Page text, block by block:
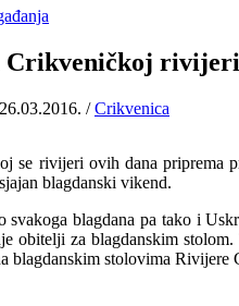
Crikveničkoj rivijeri
/Crikvenica
se rivijeri ovih dana priprema
blagdanski vikend.
svakoga blagdana pa tako i
obitelji za blagdanskim
blagdanskim stolovima Rivijere